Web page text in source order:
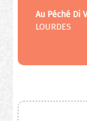
Au Péché Di
LOURDES